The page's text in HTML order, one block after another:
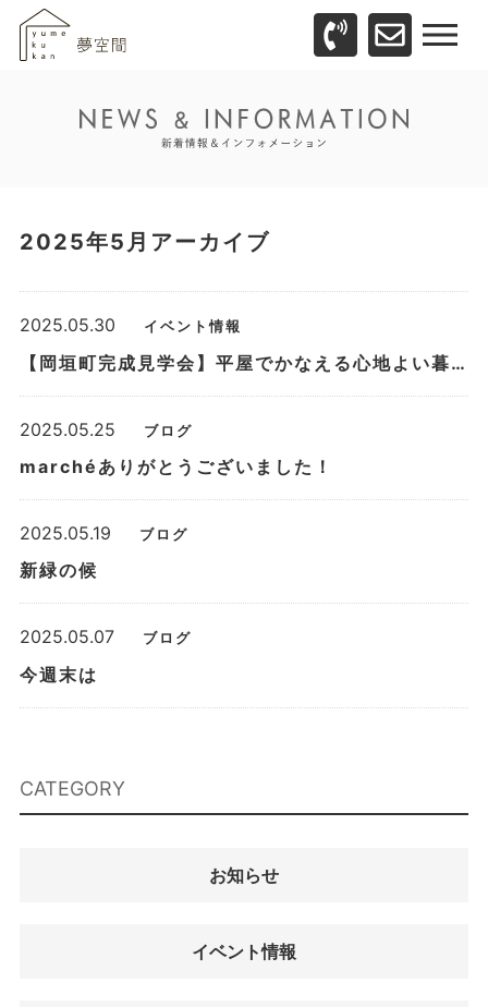
2025年5月アーカイブ
2025.05.30 イベント情報
【岡垣町完成見学会】平屋でかなえる心地よい暮らし
2025.05.25 ブログ
marchéありがとうございました！
2025.05.19 ブログ
新緑の候
2025.05.07 ブログ
今週末は
CATEGORY
お知らせ
イベント情報